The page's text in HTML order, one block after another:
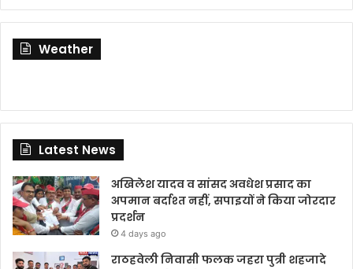
Weather
Latest News
अखिलेश यादव व सांसद अवधेश प्रसाद का
अपमान बर्दाश्त नहीं, सपाइयों ने किया जोरदार
प्रदर्शन
4 days ago
राठहवेली निवासी फलक जहरा पुत्री शहजादे